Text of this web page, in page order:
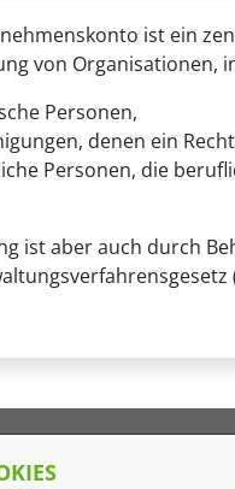
ist ein
von Organisationen,
Personen,
denen ein
Personen, die
ist aber auch durch